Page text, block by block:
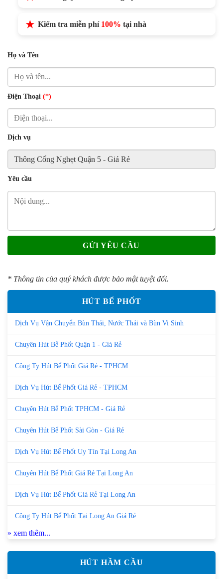
Kiểm tra miễn phí 100% tại nhà
Họ và Tên
Điện Thoại (*)
Dịch vụ
Yêu cầu
* Thông tin của quý khách được bảo mật tuyệt đối.
HÚT BỂ PHỐT
Dịch Vụ Vận Chuyển Bùn Thải, Nước Thải và Bùn Vi Sinh
Chuyên Hút Bể Phốt Quận 1 - Giá Rẻ
Công Ty Hút Bể Phốt Giá Rẻ - TPHCM
Dịch Vụ Hút Bể Phốt Giá Rẻ - TPHCM
Chuyên Hút Bể Phốt TPHCM - Giá Rẻ
Chuyên Hút Bể Phốt Sài Gòn - Giá Rẻ
Dịch Vụ Hút Bể Phốt Uy Tín Tại Long An
Chuyên Hút Bể Phốt Giá Rẻ Tại Long An
Dịch Vụ Hút Bể Phốt Giá Rẻ Tại Long An
Công Ty Hút Bể Phốt Tại Long An Giá Rẻ
» xem thêm...
HÚT HẦM CẦU